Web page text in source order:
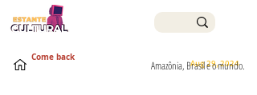
Aug 29, 2024
Amazônia, Brasil e o mundo.
Come back